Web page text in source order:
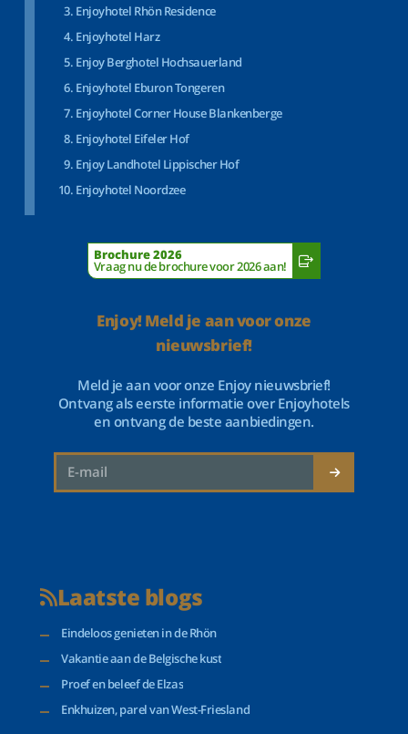
Enjoyhotel Rhön Residence
Enjoyhotel Harz
Enjoy Berghotel Hochsauerland
Enjoyhotel Eburon Tongeren
Enjoyhotel Corner House Blankenberge
Enjoyhotel Eifeler Hof
Enjoy Landhotel Lippischer Hof
Enjoyhotel Noordzee
Brochure 2026
Vraag nu de brochure voor 2026 aan!
Enjoy! Meld je aan voor onze
nieuwsbrief!
Meld je aan voor onze Enjoy nieuwsbrief!
Ontvang als eerste informatie over Enjoyhotels
en ontvang de beste aanbiedingen.
Laatste blogs
Eindeloos genieten in de Rhön
Vakantie aan de Belgische kust
Proef en beleef de Elzas
Enkhuizen, parel van West-Friesland